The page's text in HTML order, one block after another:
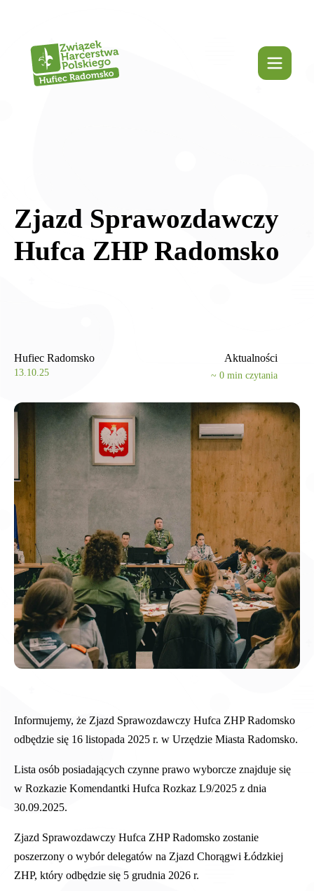
Zjazd Sprawozdawczy
Hufca ZHP Radomsko
Hufiec Radomsko
13.10.25
Aktualności
~ 0 min czytania
Informujemy, że Zjazd Sprawozdawczy Hufca ZHP Radomsko
odbędzie się 16 listopada 2025 r. w Urzędzie Miasta Radomsko.
Lista osób posiadających czynne prawo wyborcze znajduje się
w Rozkazie Komendantki Hufca Rozkaz L9/2025 z dnia
30.09.2025.
Zjazd Sprawozdawczy Hufca ZHP Radomsko zostanie
poszerzony o wybór delegatów na Zjazd Chorągwi Łódzkiej
ZHP, który odbędzie się 5 grudnia 2026 r.